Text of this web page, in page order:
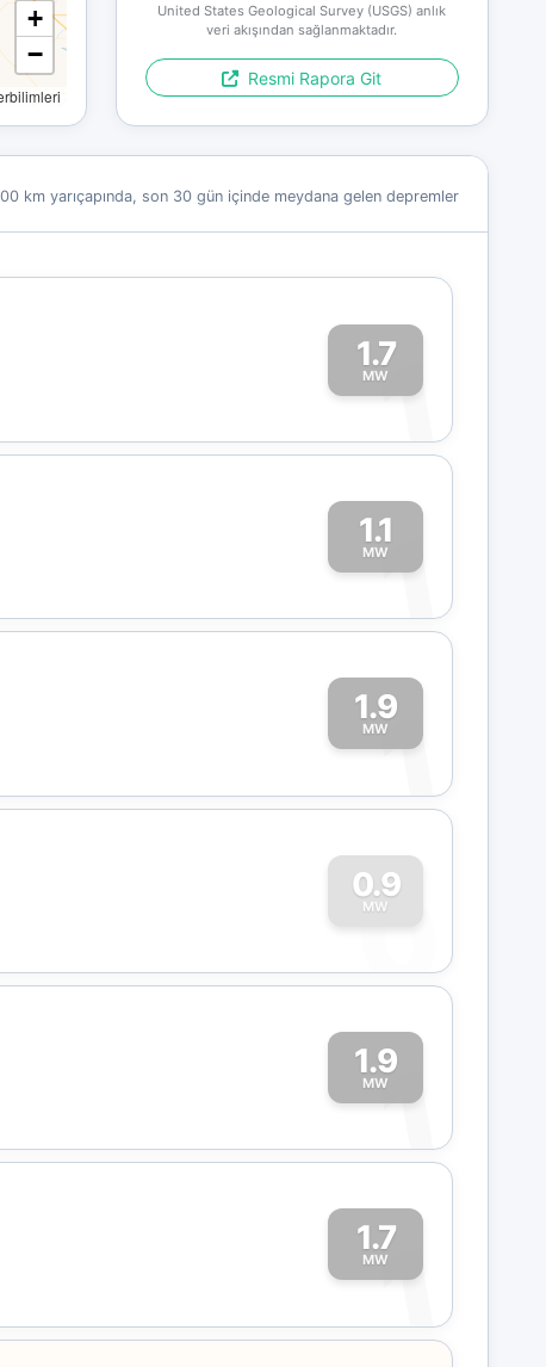
+
−
United States Geological Survey (USGS) anlık
veri akışından sağlanmaktadır.
Resmi Rapora Git
km yarıçapında, son 30 gün içinde meydana gelen depremler
1.7
MW
1
1.1
MW
1
1.9
MW
1
0.9
MW
0
1.9
MW
1
1.7
MW
1